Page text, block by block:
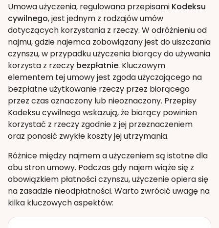
Umowa użyczenia, regulowana przepisami Kodeksu
cywilnego, jest jednym z rodzajów umów
dotyczących korzystania z rzeczy. W odróżnieniu od
najmu, gdzie najemca zobowiązany jest do uiszczania
czynszu, w przypadku użyczenia biorący do używania
korzysta z rzeczy bezpłatnie. Kluczowym
elementem tej umowy jest zgoda użyczającego na
bezpłatne użytkowanie rzeczy przez biorącego
przez czas oznaczony lub nieoznaczony. Przepisy
Kodeksu cywilnego wskazują, że biorący powinien
korzystać z rzeczy zgodnie z jej przeznaczeniem
oraz ponosić zwykłe koszty jej utrzymania.
Różnice między najmem a użyczeniem są istotne dla
obu stron umowy. Podczas gdy najem wiąże się z
obowiązkiem płatności czynszu, użyczenie opiera się
na zasadzie nieodpłatności. Warto zwrócić uwagę na
kilka kluczowych aspektów: